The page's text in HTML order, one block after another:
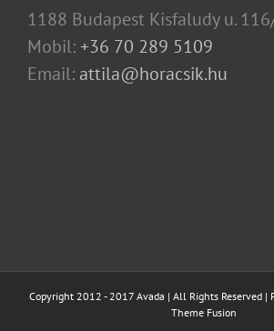
1188 Budapest Kisfaludy u.
Mobil:+36 70 289 5109
Email: attila@horacsik.hu
Copyright 2012 - 2017 Avada | All Rights Reserved |
Theme Fusion